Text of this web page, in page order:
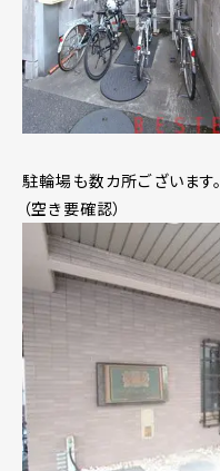
駐輪場も数カ所ございます。
（空き要確認）